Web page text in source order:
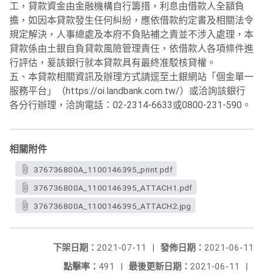
工，貸款資金由金融機構自行籌措，利息由借款人全額負
擔，如因本貸款發生任何糾紛，應依借款約定書及相關法令
規定解決，人事總處及本府不負貼補之責並不涉入處理，本
貸款係由土銀自負貸款風險管理責任，依借款人各項條件進
行評估，爰該銀行就本貸款具有最終准駁核貸權。
五、本貸款相關資訊及辦理方式請逕至土銀網站「個金單一
服務平台」（https://oi.landbank.com.tw/）或洽詢該銀行
各分行辦理，洽詢電話：02-2314-6633或0800-231-590。
相關附件
376736800A_1100146395_print.pdf
376736800A_1100146395_ATTACH1.pdf
376736800A_1100146395_ATTACH2.jpg
發佈日期： 2021-06-11
下架日期： 2021-07-11
|
最後更新日期： 2021-06-11 |
點擊率： 491 |